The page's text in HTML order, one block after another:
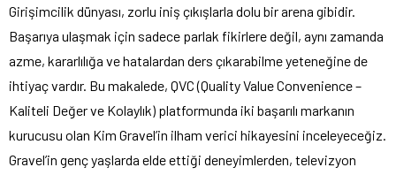
Girişimcilik dünyası, zorlu iniş çıkışlarla dolu bir arena gibidir.
Başarıya ulaşmak için sadece parlak fikirlere değil, aynı zamanda
azme, kararlılığa ve hatalardan ders çıkarabilme yeteneğine de
ihtiyaç vardır. Bu makalede, QVC (Quality Value Convenience –
Kaliteli Değer ve Kolaylık) platformunda iki başarılı markanın
kurucusu olan Kim Gravel’in ilham verici hikayesini inceleyeceğiz.
Gravel’in genç yaşlarda elde ettiği deneyimlerden, televizyon